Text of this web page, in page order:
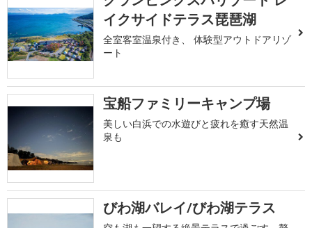
イクサイドテラス琵琶湖
全室客室温泉付き、 体験型アウトドアリゾ
ート
宝船ファミリーキャンプ場
美しい白浜での水遊びと疲れを癒す天然温
泉も
びわ湖バレイ/びわ湖テラス